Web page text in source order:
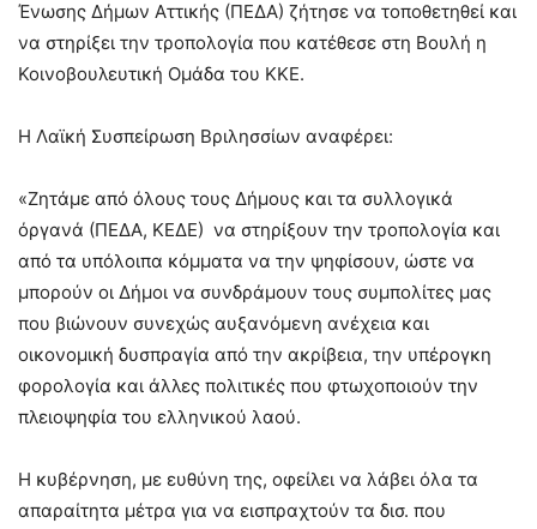
Ένωσης Δήμων Αττικής (ΠΕΔΑ) ζήτησε να τοποθετηθεί και
να στηρίξει την τροπολογία που κατέθεσε στη Βουλή η
Κοινοβουλευτική Ομάδα του ΚΚΕ.
H Λαϊκή Συσπείρωση Βριλησσίων αναφέρει:
«Ζητάμε από όλους τους Δήμους και τα συλλογικά
όργανά (ΠΕΔΑ, ΚΕΔΕ) να στηρίξουν την τροπολογία και
από τα υπόλοιπα κόμματα να την ψηφίσουν, ώστε να
μπορούν οι Δήμοι να συνδράμουν τους συμπολίτες μας
που βιώνουν συνεχώς αυξανόμενη ανέχεια και
οικονομική δυσπραγία από την ακρίβεια, την υπέρογκη
φορολογία και άλλες πολιτικές που φτωχοποιούν την
πλειοψηφία του ελληνικού λαού.
Η κυβέρνηση, με ευθύνη της, οφείλει να λάβει όλα τα
απαραίτητα μέτρα για να εισπραχτούν τα δισ. που